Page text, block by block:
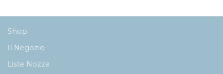
Shop
Il Negozio
Liste Nozze